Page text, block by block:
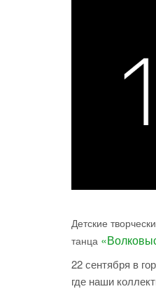
Детские
танца
22 сентября в
где наши